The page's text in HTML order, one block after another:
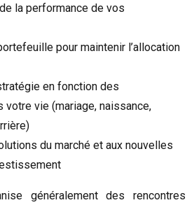
la performance de vos
pour maintenir l’allocation
en fonction des
votre vie (mariage, naissance,
du marché et aux nouvelles
généralement des rencontres